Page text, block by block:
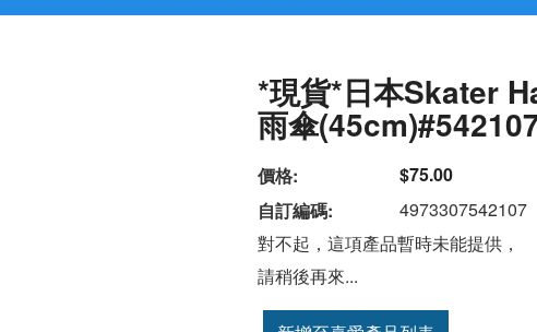
*現貨*日本Skater
雨傘
價格:
$75.00
自訂編碼:
4973307542107
對不起，這項產品暫時未能提供，
請稍後再來...